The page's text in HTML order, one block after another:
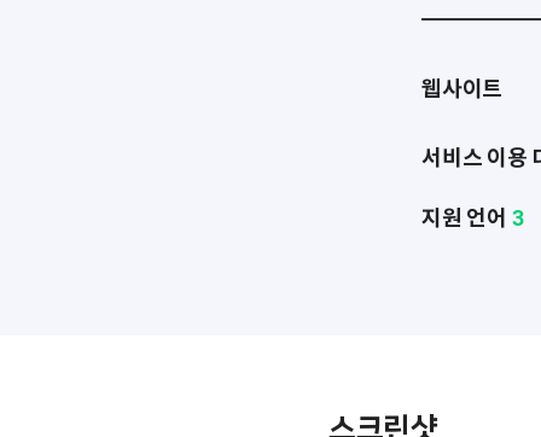
웹사이트
서비스 이용
지원 언어 3
스크린샷